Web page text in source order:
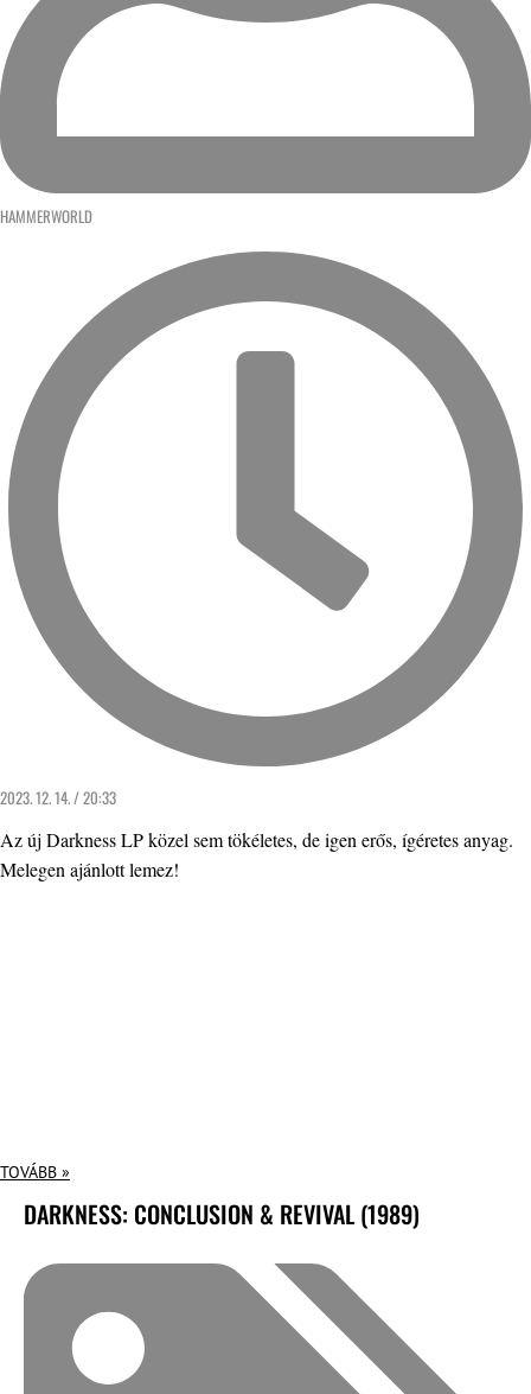
HAMMERWORLD
2023. 12. 14. / 20:33
Az új Darkness LP közel sem tökéletes, de igen erős, ígéretes anyag.
Melegen ajánlott lemez!
TOVÁBB »
DARKNESS: CONCLUSION & REVIVAL (1989)